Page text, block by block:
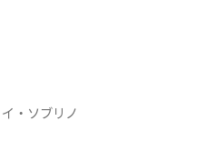
・ソブリノ